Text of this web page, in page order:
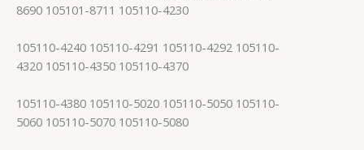
8690 105101-8711 105110-4230
105110-4240 105110-4291 105110-4292 105110-
4320 105110-4350 105110-4370
105110-4380 105110-5020 105110-5050 105110-
5060 105110-5070 105110-5080